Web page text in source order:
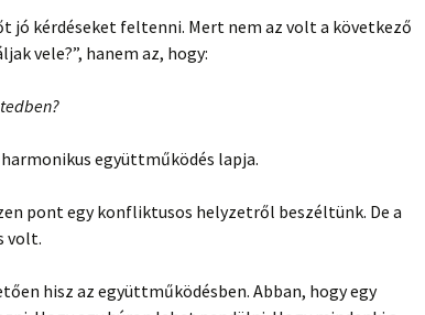
jó kérdéseket feltenni. Mert nem az volt a következő
vele?”, hanem az, hogy:
együttműködés lapja.
pont egy konfliktusos helyzetről beszéltünk. De a
volt.
hisz az együttműködésben. Abban, hogy egy